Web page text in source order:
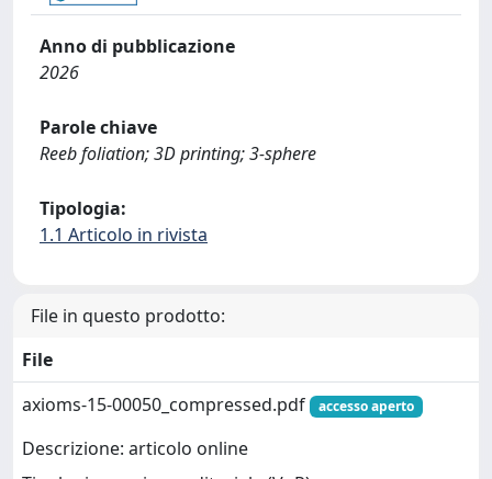
Anno di pubblicazione
2026
Parole chiave
Reeb foliation; 3D printing; 3-sphere
Tipologia:
1.1 Articolo in rivista
File in questo prodotto:
File
axioms-15-00050_compressed.pdf
accesso aperto
Descrizione: articolo online